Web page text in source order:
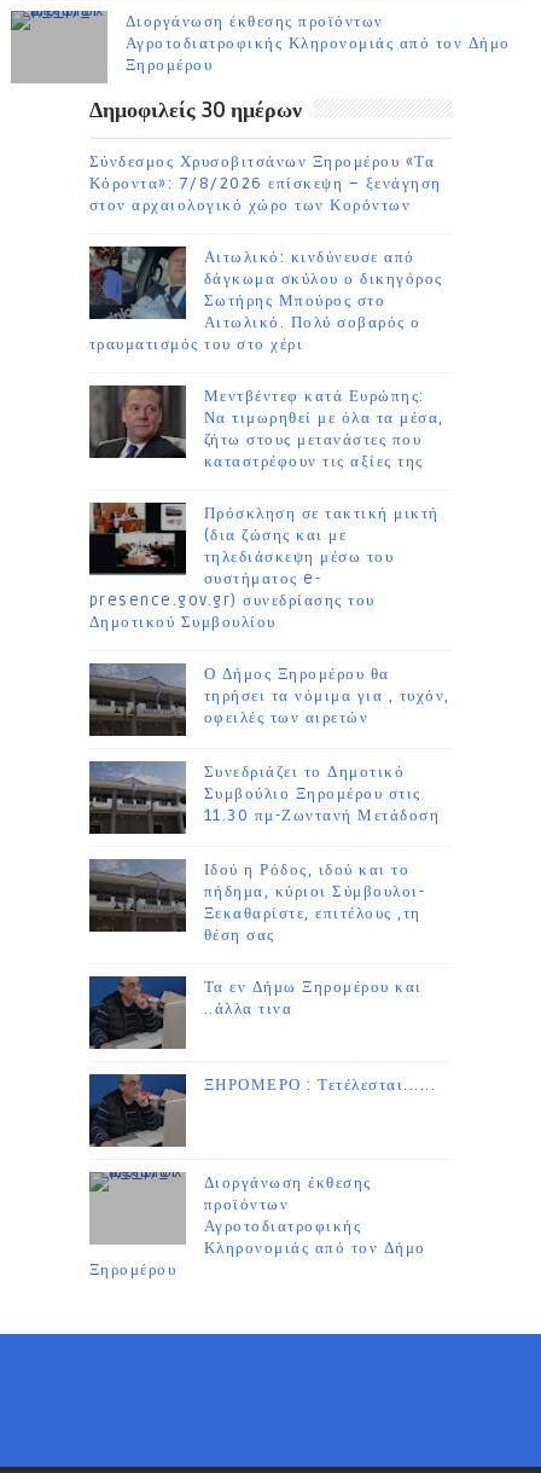
Διοργάνωση έκθεσης προϊόντων
Αγροτοδιατροφικής Κληρονομιάς από τον Δήμο
Ξηρομέρου
Δημοφιλείς 30 ημέρων
Σύνδεσμος Χρυσοβιτσάνων Ξηρομέρου «Τα
Κόροντα»: 7/8/2026 επίσκεψη – ξενάγηση
στον αρχαιολογικό χώρο των Κορόντων
Αιτωλικό: κινδύνευσε από
δάγκωμα σκύλου ο δικηγόρος
Σωτήρης Μπούρος στο
Αιτωλικό. Πολύ σοβαρός ο
τραυματισμός του στο χέρι
Μεντβέντεφ κατά Ευρώπης:
Να τιμωρηθεί με όλα τα μέσα,
ζήτω στους μετανάστες που
καταστρέφουν τις αξίες της
Πρόσκληση σε τακτική μικτή
(δια ζώσης και με
τηλεδιάσκεψη μέσω του
συστήματος e-
presence.gov.gr) συνεδρίασης του
Δημοτικού Συμβουλίου
Ο Δήμος Ξηρομέρου θα
τηρήσει τα νόμιμα για , τυχόν,
οφειλές των αιρετών
Συνεδριάζει το Δημοτικό
Συμβούλιο Ξηρομέρου στις
11.30 πμ-Ζωντανή Μετάδοση
Ιδού η Ρόδος, ιδού και το
πήδημα, κύριοι Σύμβουλοι-
Ξεκαθαρίστε, επιτέλους ,τη
θέση σας
Τα εν Δήμω Ξηρομέρου και
..άλλα τινα
ΞΗΡΟΜΕΡΟ : Τετέλεσται......
Διοργάνωση έκθεσης
προϊόντων
Αγροτοδιατροφικής
Κληρονομιάς από τον Δήμο
Ξηρομέρου